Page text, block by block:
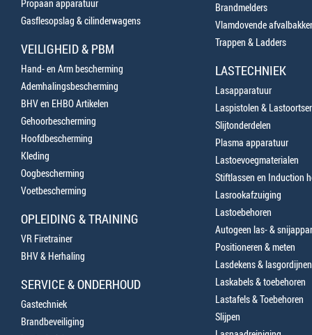
Propaan apparatuur
Gasflesopslag & cilinderwagens
VEILIGHEID & PBM
Hand- en Arm bescherming
Ademhalingsbescherming
BHV en EHBO Artikelen
Gehoorbescherming
Hoofdbescherming
Kleding
Oogbescherming
Voetbescherming
OPLEIDING & TRAINING
VR Firetrainer
BHV & Herhaling
SERVICE & ONDERHOUD
Gastechniek
Brandbeveiliging
Brandmelders
Vlamdovende
Trappen & Ladders
LASTECHNIEK
Lasapparatuur
Laspistolen &
Slijtonderdelen
Plasma apparatuur
Lastoevoegmaterialen
Stiftlassen en Induction
Lasrookafzuiging
Lastoebehoren
Autogeen las- &
Positioneren & meten
Lasdekens & lasgordijnen
Laskabels & toebehoren
Lastafels & Toebehoren
Slijpen